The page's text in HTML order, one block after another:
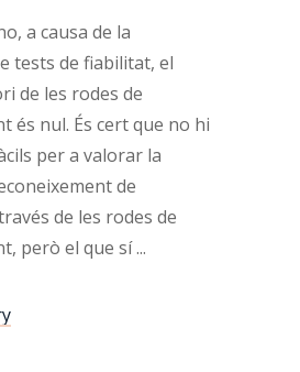
a causa de la
tests de fiabilitat, el
de les rodes de
és nul. És cert que no hi
per a valorar la
de
de les rodes de
però el que sí